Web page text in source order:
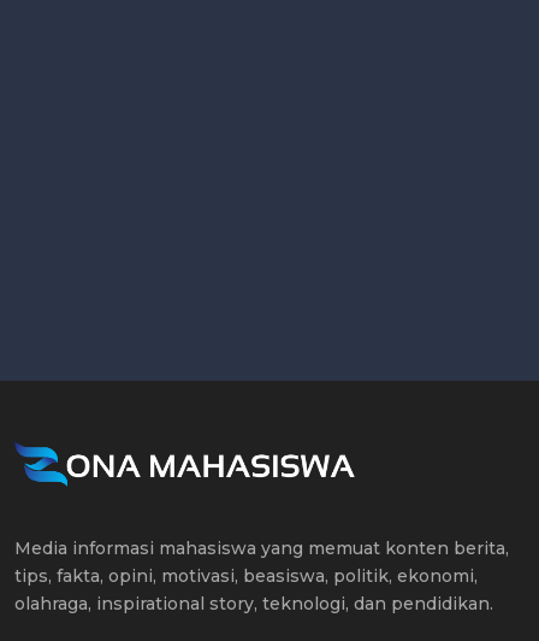
Media informasi mahasiswa yang memuat konten berita,
tips, fakta, opini, motivasi, beasiswa, politik, ekonomi,
olahraga, inspirational story, teknologi, dan pendidikan.